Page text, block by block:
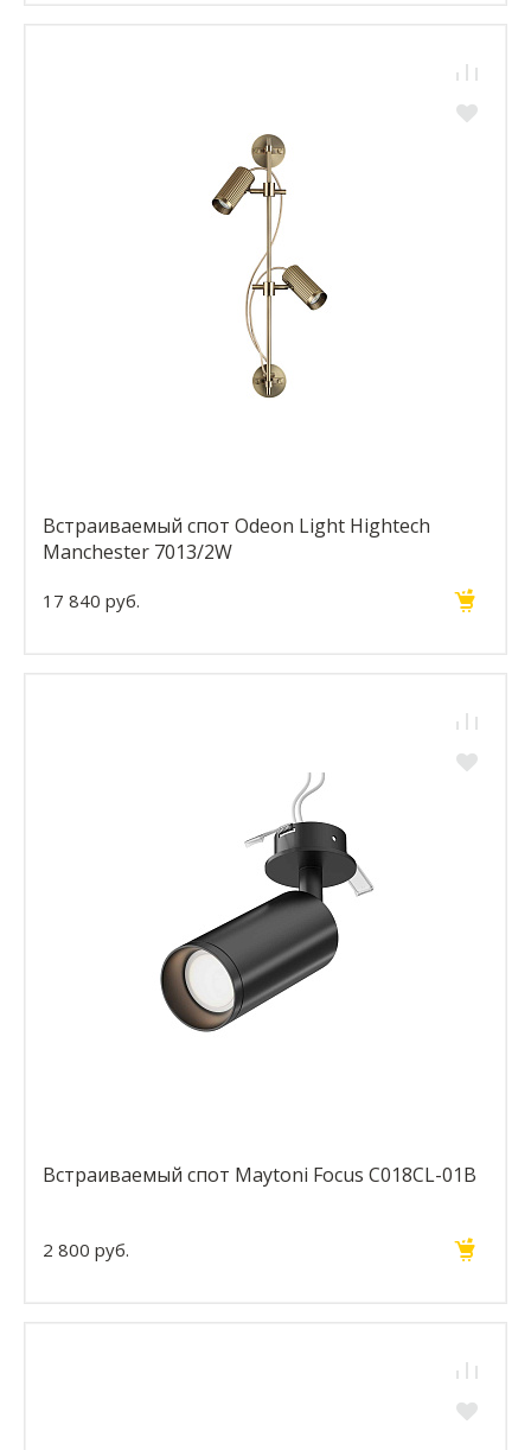
Встраиваемый спот Odeon Light Hightech
Manchester 7013/2W
17 840 руб.
Встраиваемый спот Maytoni Focus C018CL-01B
2 800 руб.